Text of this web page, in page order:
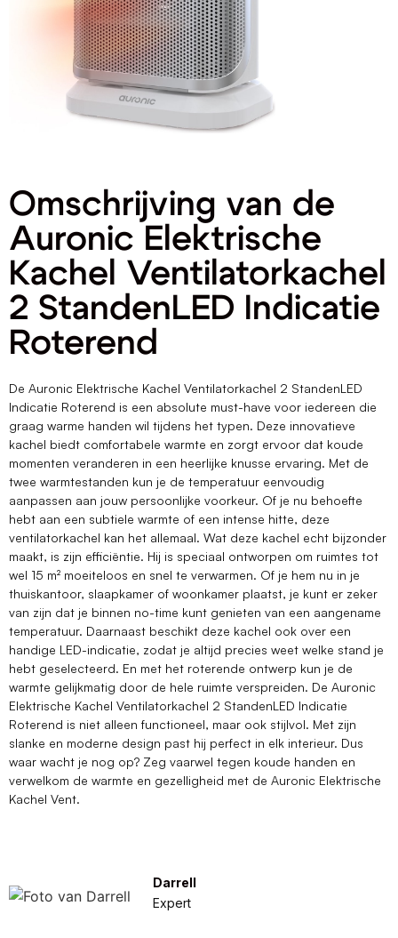
Omschrijving van de
Auronic Elektrische
Kachel Ventilatorkachel
2 StandenLED Indicatie
Roterend
De Auronic Elektrische Kachel Ventilatorkachel 2 StandenLED
Indicatie Roterend is een absolute must-have voor iedereen die
graag warme handen wil tijdens het typen. Deze innovatieve
kachel biedt comfortabele warmte en zorgt ervoor dat koude
momenten veranderen in een heerlijke knusse ervaring. Met de
twee warmtestanden kun je de temperatuur eenvoudig
aanpassen aan jouw persoonlijke voorkeur. Of je nu behoefte
hebt aan een subtiele warmte of een intense hitte, deze
ventilatorkachel kan het allemaal. Wat deze kachel echt bijzonder
maakt, is zijn efficiëntie. Hij is speciaal ontworpen om ruimtes tot
wel 15 m² moeiteloos en snel te verwarmen. Of je hem nu in je
thuiskantoor, slaapkamer of woonkamer plaatst, je kunt er zeker
van zijn dat je binnen no-time kunt genieten van een aangename
temperatuur. Daarnaast beschikt deze kachel ook over een
handige LED-indicatie, zodat je altijd precies weet welke stand je
hebt geselecteerd. En met het roterende ontwerp kun je de
warmte gelijkmatig door de hele ruimte verspreiden. De Auronic
Elektrische Kachel Ventilatorkachel 2 StandenLED Indicatie
Roterend is niet alleen functioneel, maar ook stijlvol. Met zijn
slanke en moderne design past hij perfect in elk interieur. Dus
waar wacht je nog op? Zeg vaarwel tegen koude handen en
verwelkom de warmte en gezelligheid met de Auronic Elektrische
Kachel Vent.
Darrell
Expert